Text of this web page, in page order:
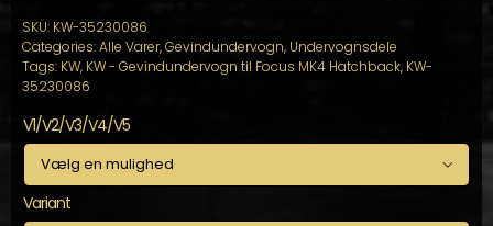
SKU: KW-35230086
Categories:Alle Varer,Gevindundervogn, Undervognsdele
Tags: KW, KW - Gevindundervogn til Focus MK4 Hatchback, KW-
35230086
V1/V2/V3/V4/V5

Variant